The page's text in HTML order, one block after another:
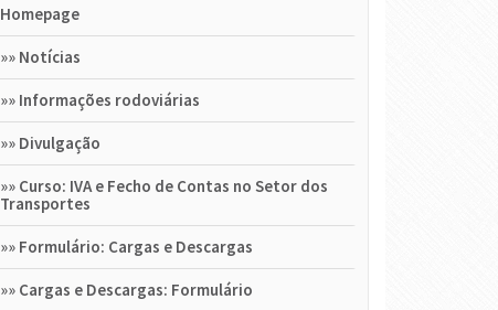
Homepage
»» Notícias
»» Informações rodoviárias
»» Divulgação
»» Curso: IVA e Fecho de Contas no Setor dos
Transportes
»» Formulário: Cargas e Descargas
»» Cargas e Descargas: Formulário